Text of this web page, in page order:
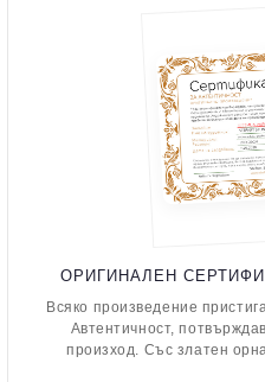
ОРИГИНАЛЕН
Всяко произведение
Автентичност,
произход. Със златен